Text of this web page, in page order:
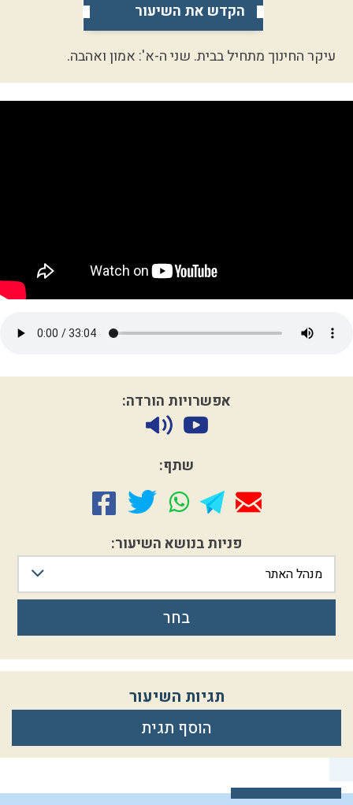
הקדש את השיעור
עיקר החינוך מתחיל בבית. שני ה-א': אמון ואהבה.
אפשרויות הורדה:
שתף:
פניות בנושא השיעור:
מנהל האתר
בחר
תגיות השיעור
הוסף תגית